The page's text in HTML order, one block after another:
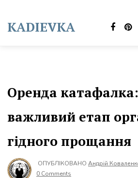
content
KADIEVKA
Оренда катафалка:
важливий етап
гідного прощання
ОПУБЛІКОВАНО Андрій
0 Comments